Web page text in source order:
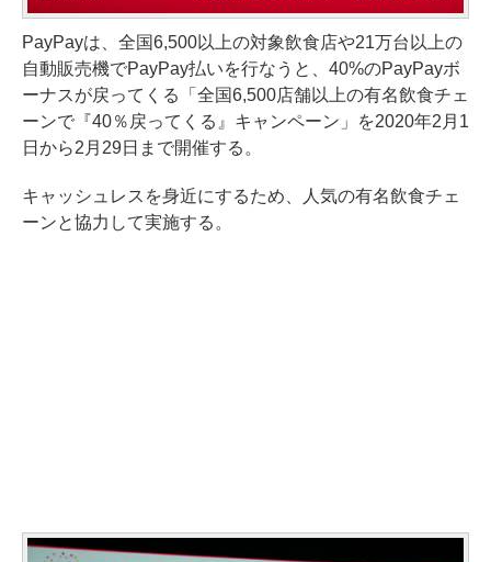
PayPayは、全国6,500以上の対象飲食店や21万台以上の
自動販売機でPayPay払いを行なうと、40%のPayPayボ
ーナスが戻ってくる「全国6,500店舗以上の有名飲食チェ
ーンで『40％戻ってくる』キャンペーン」を2020年2月1
日から2月29日まで開催する。
キャッシュレスを身近にするため、人気の有名飲食チェ
ーンと協力して実施する。